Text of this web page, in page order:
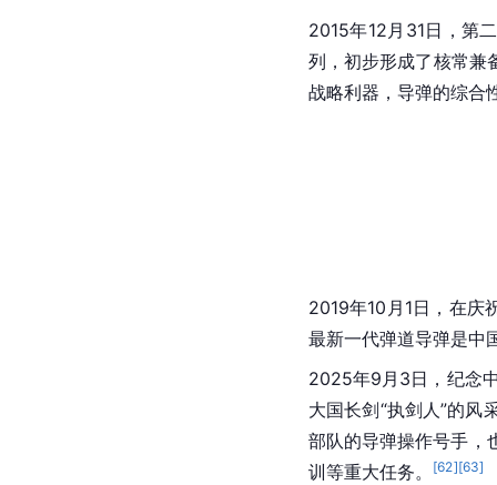
2015年12月31日，第
列，初步形成了核常兼
战略利器，导弹的综合
2019年10月1日，在庆
最新一代弹道导弹是中
2025年9月3日，纪念
大国长剑“执剑人”的
部队的导弹操作号手，
训等重大任务。
[62][63]